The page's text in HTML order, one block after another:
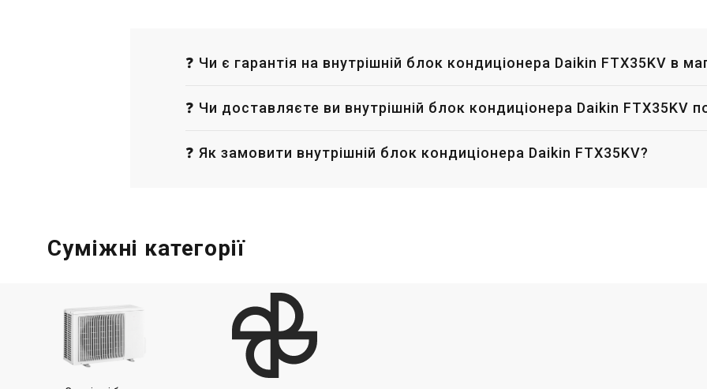
❓ Чи є гарантія на внутрішній блок кондиціонера Daikin FTX35KV в
❓ Чи доставляєте ви внутрішній блок кондиціонера Daikin FTX35KV
❓ Як замовити внутрішній блок кондиціонера Daikin FTX35KV?
Суміжні категорії